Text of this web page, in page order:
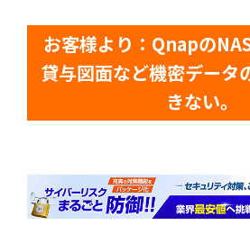
お客様より：Qnapの
貸与図面など機密データ
きない。